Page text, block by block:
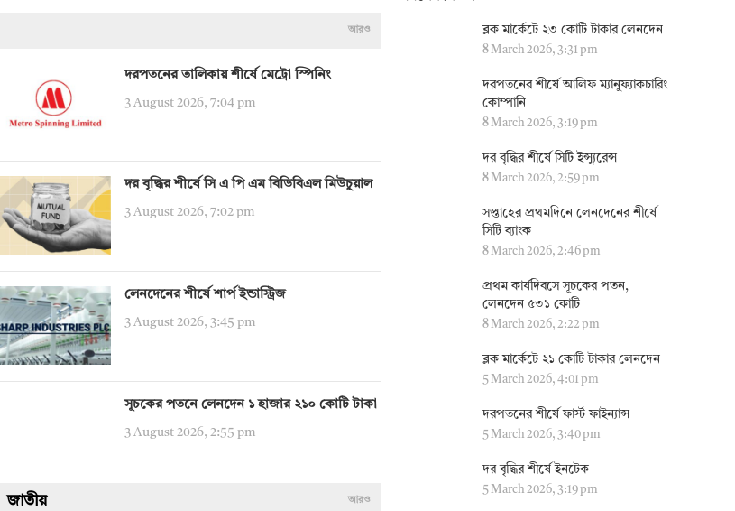
আরও
দরপতনের তালিকায় শীর্ষে মেট্রো স্পিনিং
3 August 2026, 7:04 pm
দর বৃদ্ধির শীর্ষে সি এ পি এম বিডিবিএল মিউচুয়াল
3 August 2026, 7:02 pm
লেনদেনের শীর্ষে শার্প ইন্ডাস্ট্রিজ
3 August 2026, 3:45 pm
সূচকের পতনে লেনদেন ১ হাজার ২১০ কোটি টাকা
3 August 2026, 2:55 pm
জাতীয় আরও
ব্লক মার্কেটে ২৩ কোটি টাকার লেনদেন
8 March 2026, 3:31 pm
দরপতনের শীর্ষে আলিফ ম্যানুফ্যাকচারিং
কোম্পানি
8 March 2026, 3:19 pm
দর বৃদ্ধির শীর্ষে সিটি ইন্স্যুরেন্স
8 March 2026, 2:59 pm
সপ্তাহের প্রথমদিনে লেনদেনের শীর্ষে
সিটি ব্যাংক
8 March 2026, 2:46 pm
প্রথম কার্যদিবসে সূচকের পতন,
লেনদেন ৫৩১ কোটি
8 March 2026, 2:22 pm
ব্লক মার্কেটে ২১ কোটি টাকার লেনদেন
5 March 2026, 4:01 pm
দরপতনের শীর্ষে ফার্স্ট ফাইন্যান্স
5 March 2026, 3:40 pm
দর বৃদ্ধির শীর্ষে ইনটেক
5 March 2026, 3:19 pm